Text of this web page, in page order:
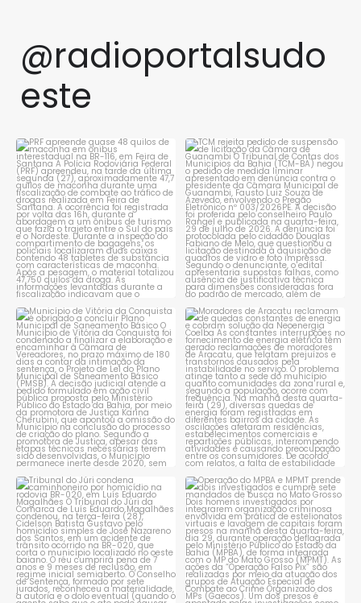
@radioportalsudo
este
PRF apreende quase 48 quilos
de maconha em ônibus...
1 0
TCM rejeita pedido de
suspensão de licitação da...
1 0
Município de Vitória da
Conquista é obrigado a...
1 0
Moradores de Aracatu
reclamam de quedas
constantes ...
1 0
Tribunal do Júri condena
caminhoneiro por...
1 0
Operação do MPBA e MPMT
prende dois investigados e...
1 0